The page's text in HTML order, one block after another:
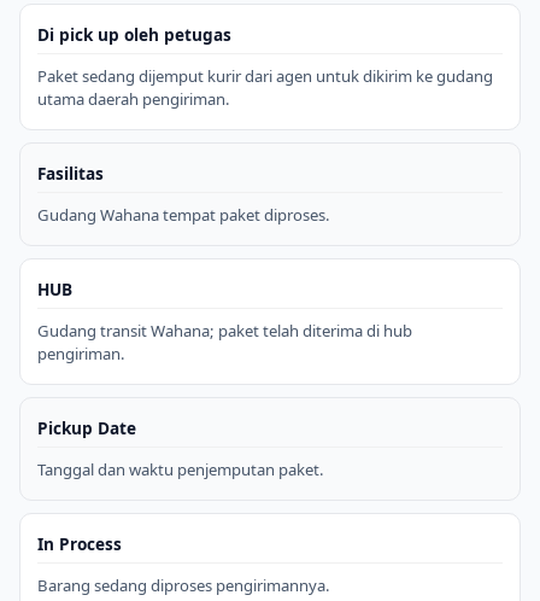
Di pick up oleh petugas
Paket sedang dijemput kurir dari agen untuk dikirim ke gudang
utama daerah pengiriman.
Fasilitas
Gudang Wahana tempat paket diproses.
HUB
Gudang transit Wahana; paket telah diterima di hub
pengiriman.
Pickup Date
Tanggal dan waktu penjemputan paket.
In Process
Barang sedang diproses pengirimannya.